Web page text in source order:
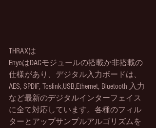
THRAXは
EnyoはDACモジュールの搭載か非搭載の
仕様があり、デジタル入力ボードは、
AES, SPDIF, Toslink,USB,Ethernet, Bluetooth 入力
など最新のデジタルインターフェイス
に全て対応しています。各種のフィル
ターとアップサンプルアルゴリズムを